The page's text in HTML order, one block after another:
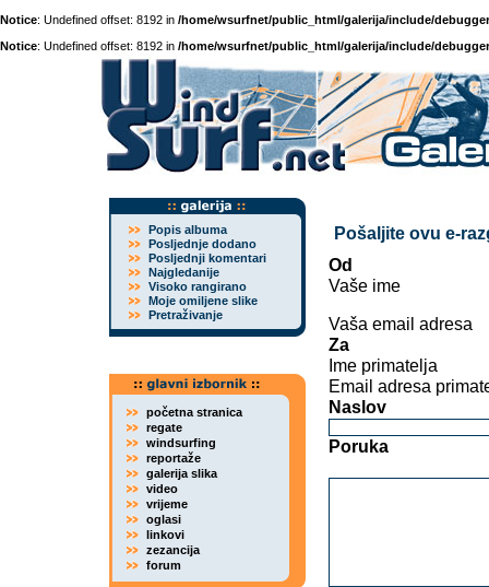
Notice: Undefined offset: 8192 in /home/wsurfnet/public_html/galerija/include/
Notice: Undefined offset: 8192 in /home/wsurfnet/public_html/galerija/include/
Popis albuma
Posljednje dodano
Posljednji komentari
Najgledanije
Visoko rangirano
Moje omiljene slike
Pretraživanje
početna stranica
regate
windsurfing
reportaže
galerija slika
video
vrijeme
oglasi
linkovi
zezancija
forum
Pošaljite ovu e-
Od
Vaše ime
Vaša email adresa
Za
Ime primatelja
Email adresa
Naslov
Poruka